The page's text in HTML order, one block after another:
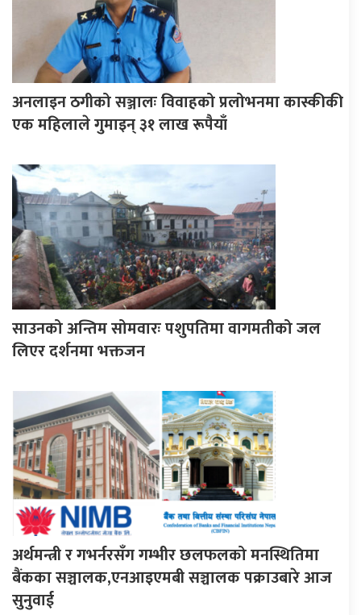
अनलाइन ठगीको सञ्जालः विवाहको प्रलोभनमा कास्कीकी
एक महिलाले गुमाइन् ३१ लाख रूपैयाँ
साउनको अन्तिम सोमवारः पशुपतिमा वागमतीको जल
लिएर दर्शनमा भक्तजन
अर्थमन्त्री र गभर्नरसँग गम्भीर छलफलको मनस्थितिमा
बैंकका सञ्चालक,एनआइएमबी सञ्चालक पक्राउबारे आज
सुनुवाई